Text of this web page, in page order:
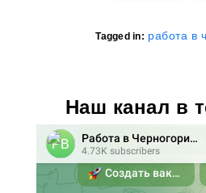
Tagged in: работа в
Наш канал в